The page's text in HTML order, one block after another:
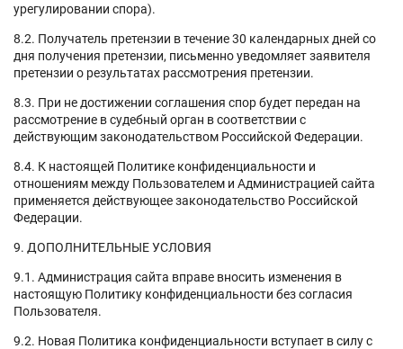
урегулировании спора).
8.2. Получатель претензии в течение 30 календарных дней со
дня получения претензии, письменно уведомляет заявителя
претензии о результатах рассмотрения претензии.
8.3. При не достижении соглашения спор будет передан на
рассмотрение в судебный орган в соответствии с
действующим законодательством Российской Федерации.
8.4. К настоящей Политике конфиденциальности и
отношениям между Пользователем и Администрацией сайта
применяется действующее законодательство Российской
Федерации.
9. ДОПОЛНИТЕЛЬНЫЕ УСЛОВИЯ
9.1. Администрация сайта вправе вносить изменения в
настоящую Политику конфиденциальности без согласия
Пользователя.
9.2. Новая Политика конфиденциальности вступает в силу с